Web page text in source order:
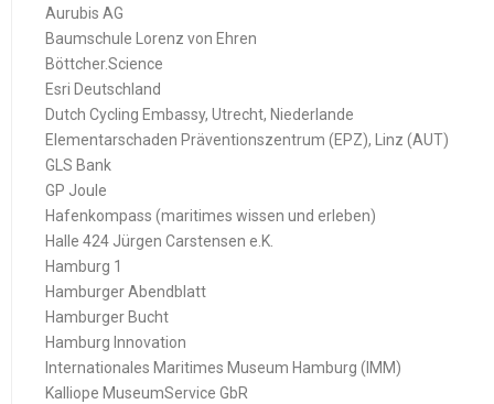
Aurubis AG
Baumschule Lorenz von Ehren
Böttcher.Science
Esri Deutschland
Dutch Cycling Embassy, Utrecht, Niederlande
Elementarschaden Präventionszentrum (EPZ), Linz (AUT)
GLS Bank
GP Joule
Hafenkompass (maritimes wissen und erleben)
Halle 424 Jürgen Carstensen e.K.
Hamburg 1
Hamburger Abendblatt
Hamburger Bucht
Hamburg Innovation
Internationales Maritimes Museum Hamburg (IMM)
Kalliope MuseumService GbR